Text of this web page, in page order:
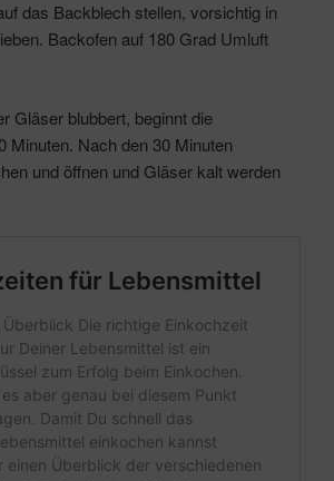
das Backblech stellen, vorsichtig in
Backofen auf 180 Grad Umluft
Gläser blubbert, beginnt die
Minuten. Nach den 30 Minuten
und öffnen und Gläser kalt werden